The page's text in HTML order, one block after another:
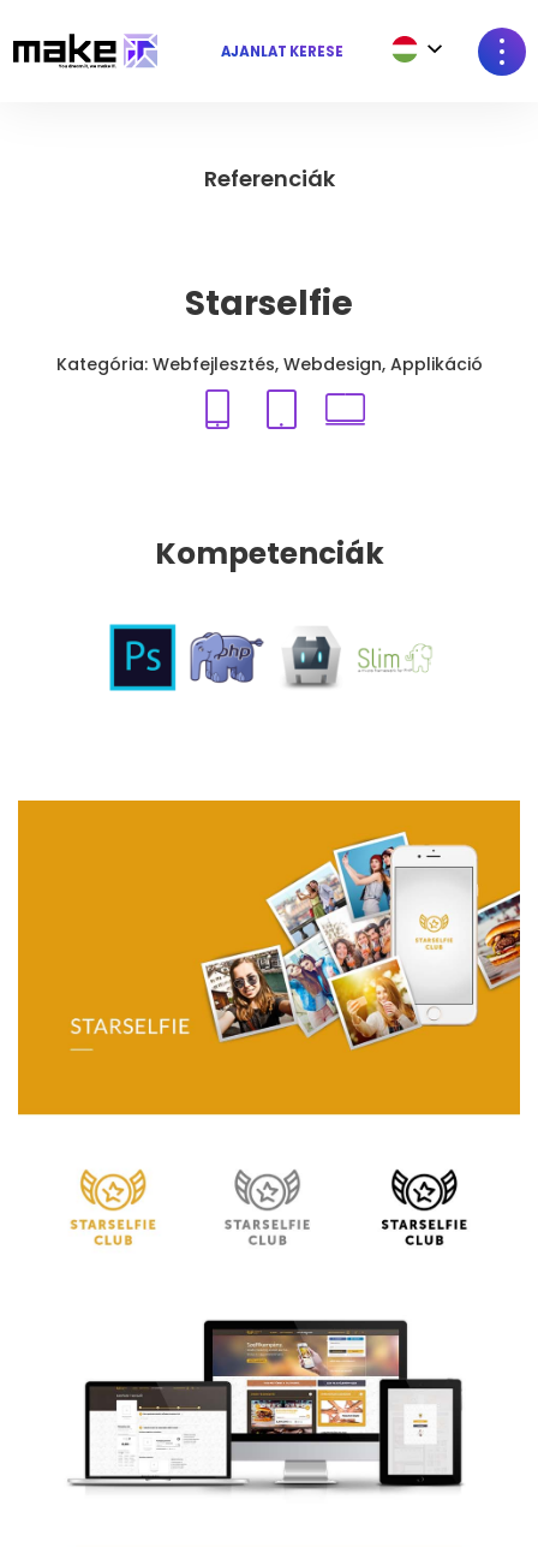
AJÁNLAT KÉRÉSE
Referenciák
Starselfie
Kategória: Webfejlesztés, Webdesign, Applikáció
Kompetenciák